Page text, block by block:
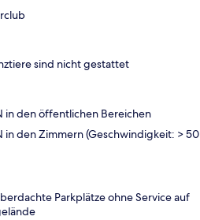
sind nicht gestattet
in den öffentlichen Bereichen
in den Zimmern (Geschwindigkeit: > 50
Parkplätze ohne Service auf